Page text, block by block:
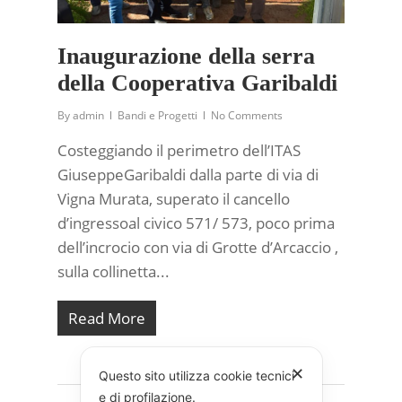
Inaugurazione della serra
della Cooperativa Garibaldi
Byadmin Bandi e Progetti No Comments
Costeggiando il perimetro dell’ITAS
GiuseppeGaribaldi dalla parte di via di
Vigna Murata, superato il cancello
d’ingressoal civico 571/ 573, poco prima
dell’incrocio con via di Grotte d’Arcaccio ,
sulla collinetta...
Read More
✕
Questo sito utilizza cookie tecnici
e di profilazione.